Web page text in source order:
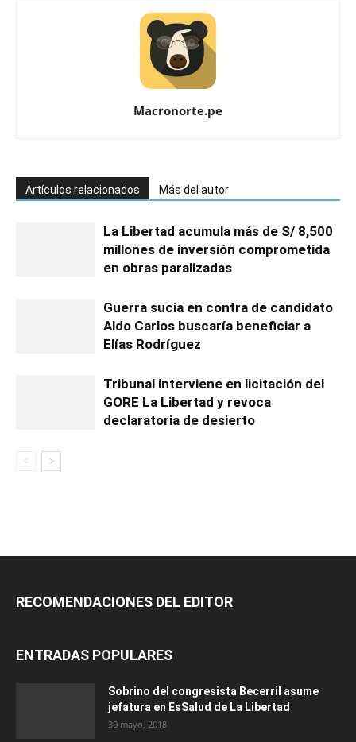
Macronorte.pe
Artículos relacionados Más del autor
La Libertad acumula más de S/ 8,500
millones de inversión comprometida
en obras paralizadas
Guerra sucia en contra de candidato
Aldo Carlos buscaría beneficiar a
Elías Rodríguez
Tribunal interviene en licitación del
GORE La Libertad y revoca
declaratoria de desierto
RECOMENDACIONES DEL EDITOR
ENTRADAS POPULARES
Sobrino del congresista Becerril asume
jefatura en EsSalud de La Libertad
30 mayo, 2018